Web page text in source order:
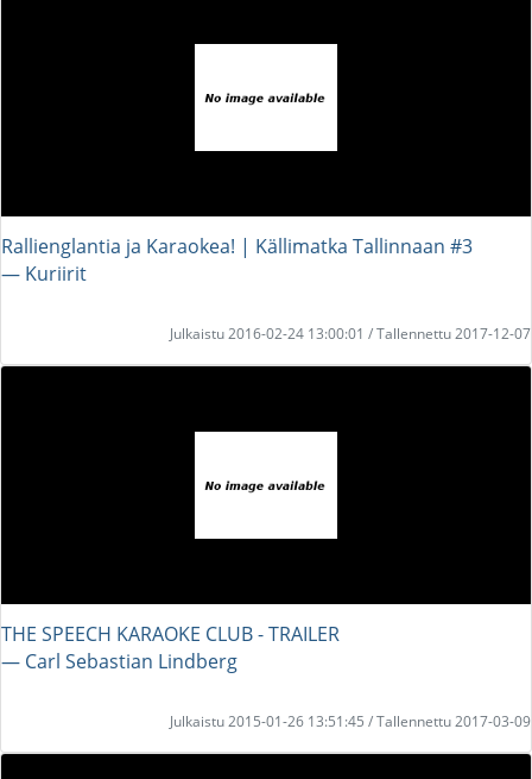
Rallienglantia ja Karaokea! | Källimatka Tallinnaan #3
― Kuriirit
Julkaistu 2016-02-24 13:00:01 / Tallennettu 2017-12-07
THE SPEECH KARAOKE CLUB - TRAILER
― Carl Sebastian Lindberg
Julkaistu 2015-01-26 13:51:45 / Tallennettu 2017-03-09